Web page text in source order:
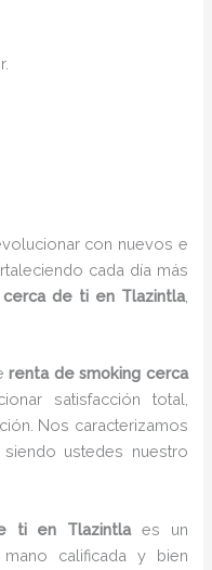
con nuevos e
cada día más
de ti en Tlazintla,
renta de smoking cerca
satisfacción total,
Nos caracterizamos
ustedes nuestro
ti en Tlazintla es un
calificada y bien